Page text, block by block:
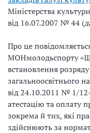
Міністерства
від 16.07.2007 № 44 (
Про це
МОНмолодьспорту
встановлення
загальноосвітнього
від24.10.2011 № 1/
атестацію та оплату
зокрема й тих, які
здійснюють за